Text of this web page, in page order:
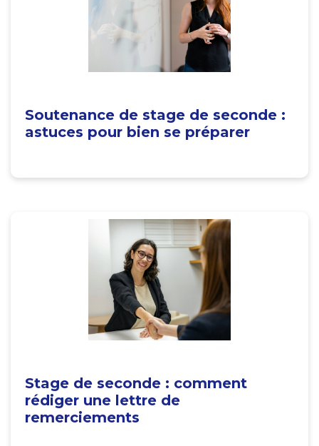
Soutenance de stage de seconde :
astuces pour bien se préparer
Stage de seconde : comment
rédiger une lettre de
remerciements